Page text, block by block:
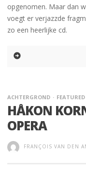
opgenomen. Maar dan
voegt er verjazzde
zo een heerlijke cd.
ACHTERGROND FEATURED
HÅKON
OPERA
FRANÇOIS VAN DEN